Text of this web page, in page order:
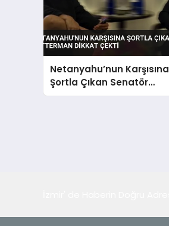
Netanyahu’nun Karşısına
Şortla Çıkan Senatör
Fetterman Dikkat Çekti